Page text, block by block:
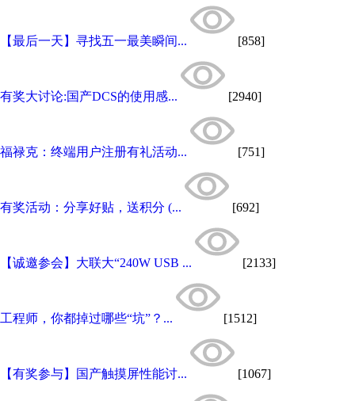
【最后一天】寻找五一最美瞬间... [858]
有奖大讨论:国产DCS的使用感... [2940]
福禄克：终端用户注册有礼活动... [751]
有奖活动：分享好贴，送积分 (... [692]
【诚邀参会】大联大“240W USB ... [2133]
工程师，你都掉过哪些“坑”？... [1512]
【有奖参与】国产触摸屏性能讨... [1067]